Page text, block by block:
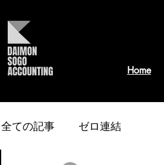
Home
全ての記事 ゼロ連結